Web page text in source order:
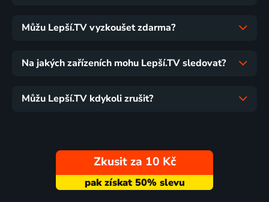
Můžu Lepší.TV vyzkoušet zdarma?
Na jakých zařízeních mohu Lepší.TV sledovat?
Můžu Lepší.TV kdykoli zrušit?
Zkusit za 10 Kč